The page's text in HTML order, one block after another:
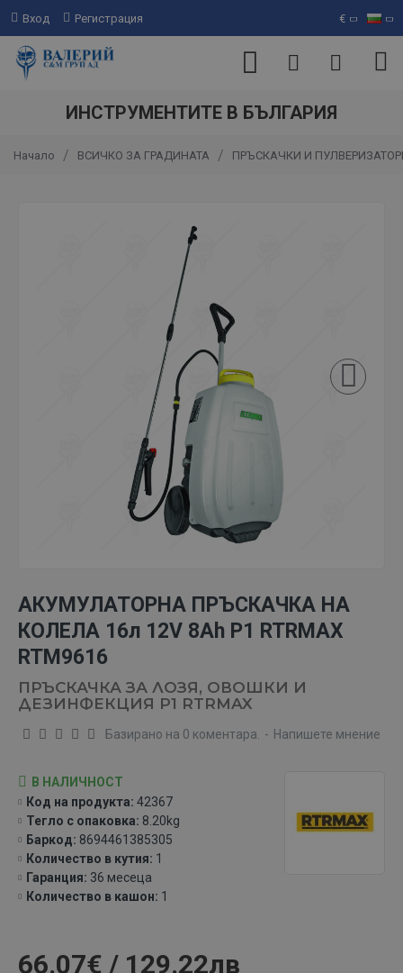
Вход Регистрация €
ИНСТРУМЕНТИТЕ В БЪЛГАРИЯ
Начало ВСИЧКО ЗА ГРАДИНАТА ПРЪСКАЧКИ И
АКУМУЛАТОРНА ПРЪСКАЧКА НА
КОЛЕЛА 16л 12V 8Ah P1 RTRMAX
RTM9616
ПРЪСКАЧКА ЗА ЛОЗЯ, ОВОШКИ И
ДЕЗИНФЕКЦИЯ P1 RTRMAX
В НАЛИЧНОСТ
Код на продукта: 42367
Тегло с опаковка: 8.20kg
Баркод: 8694461385305
Количество в кашон: 1
Количество в кутия: 1
Гаранция: 36 месеца
Базирано на 0 коментара. - Напишете мнение
66.07€ / 129.22лв